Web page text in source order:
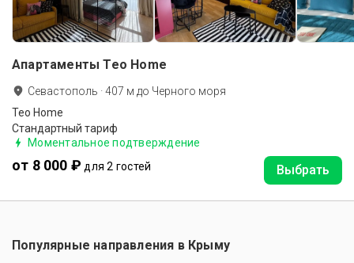
Апартаменты Teo Home
Севастополь ·407 м до Черного моря
Teo Home
Стандартный тариф
Моментальное подтверждение
от 8 000 ₽ для 2 гостей Выбрать
Популярные направления в Крыму